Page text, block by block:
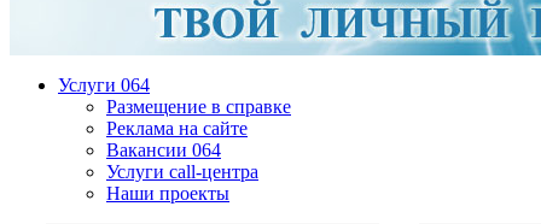
Услуги 064
Размещение в справке
Реклама на сайте
Вакансии 064
Услуги call-центра
Наши проекты